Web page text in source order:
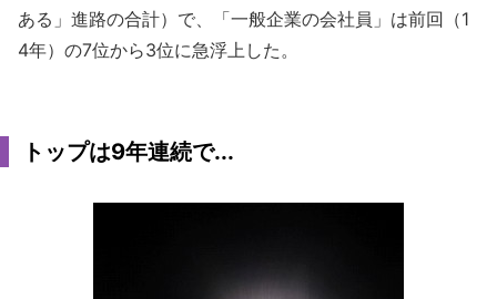
ある」進路の合計）で、「一般企業の会社員」は前回（1
4年）の7位から3位に急浮上した。
トップは9年連続で...